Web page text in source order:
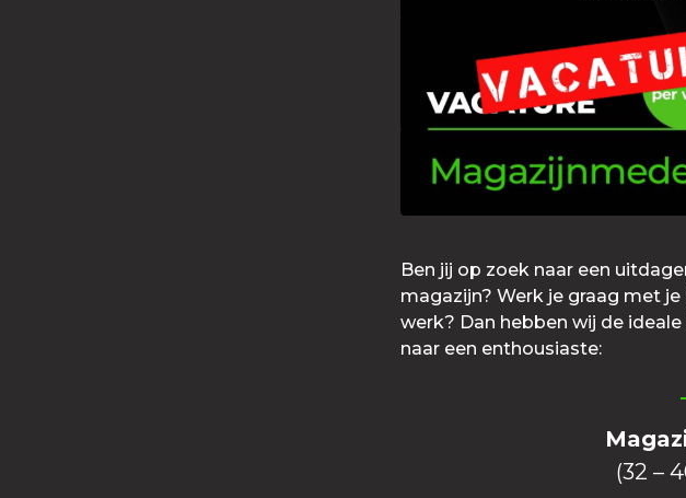
Ben jij op zoek naar een
magazijn? Werk je graag met
werk? Dan hebben wij de
naar een enthousiaste:
(32 –